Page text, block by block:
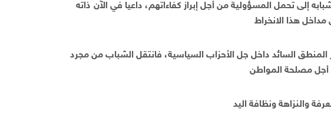
إلى تحمل المسؤولية من أجل إبراز كفاءاتهم، داعيا في الآن ذاته
السائد داخل جل الأحزاب السياسية، فانتقل الشباب من مجرد